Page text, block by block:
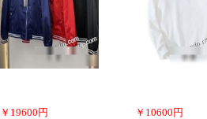
￥ 19600 円 ￥ 10600 円